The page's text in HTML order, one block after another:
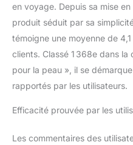
en voyage. Depuis sa mise
produit séduit par sa
témoigne une moyenne de
clients. Classé 1 368e dans
pour la peau », il se
rapportés par les utilisateurs.
Efficacité prouvée par les
Les commentaires des